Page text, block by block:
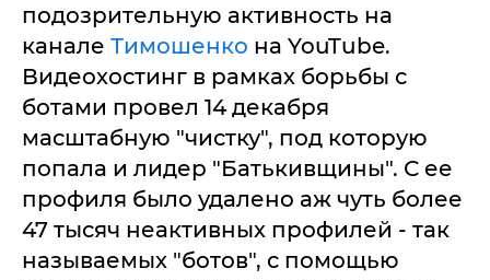
подозрительную активность на
канале Тимошенко на YouTube.
Видеохостинг в рамках борьбы с
ботами провел 14 декабря
масштабную "чистку", под которую
попала и лидер "Батькивщины". С ее
профиля было удалено аж чуть более
47 тысяч неактивных профилей - так
называемых "ботов", с помощью